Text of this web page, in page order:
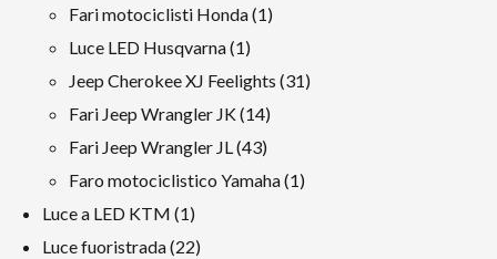
Fari motociclisti Honda 11
Luce LED Husqvarna 11
prodotto
Jeep Cherokee XJ Feelights 3131
Fari Jeep Wrangler JK 1414
prodotti
Fari Jeep Wrangler JL 4343
prodotti
Faro motociclistico Yamaha 11
Luce a LED KTM 11
prodotto
Luce fuoristrada 2222